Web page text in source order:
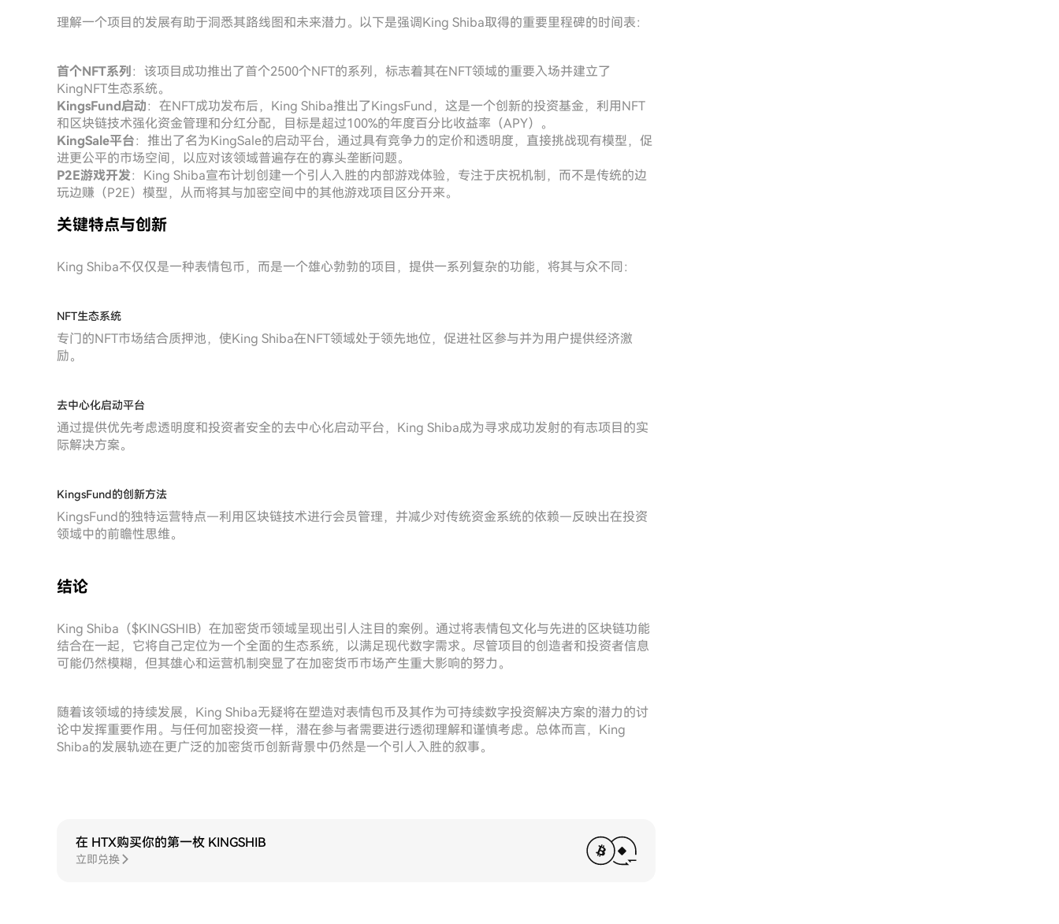
理解一个项目的发展有助于洞悉其路线图和未来潜力。以下是强调King Shiba取得的重要里程碑的时间表：
首个NFT系列 ：该项目成功推出了首个2500个NFT的系列，标志着其在NFT领域的重要入场并建立了
KingNFT生态系统。
KingsFund启动：在NFT成功发布后，King Shiba推出了KingsFund，这是一个创新的投资基金，利用NFT
和区块链技术强化资金管理和分红分配，目标是超过100%的年度百分比收益率（APY）。
KingSale平台：推出了名为KingSale的启动平台，通过具有竞争力的定价和透明度，直接挑战现有模型，促
进更公平的市场空间，以应对该领域普遍存在的寡头垄断问题。
P2E游戏开发：King Shiba宣布计划创建一个引人入胜的内部游戏体验，专注于庆祝机制，而不是传统的边
玩边赚（P2E）模型，从而将其与加密空间中的其他游戏项目区分开来。
关键特点与创新
King Shiba不仅仅是一种表情包币，而是一个雄心勃勃的项目，提供一系列复杂的功能，将其与众不同：
NFT生态系统
专门的NFT市场结合质押池，使King Shiba在NFT领域处于领先地位，促进社区参与并为用户提供经济激
励。
去中心化启动平台
通过提供优先考虑透明度和投资者安全的去中心化启动平台，King Shiba成为寻求成功发射的有志项目的实
际解决方案。
KingsFund的创新方法
KingsFund的独特运营特点—利用区块链技术进行会员管理，并减少对传统资金系统的依赖—反映出在投资
领域中的前瞻性思维。
结论
King Shiba（$KINGSHIB）在加密货币领域呈现出引人注目的案例。通过将表情包文化与先进的区块链功能
结合在一起，它将自己定位为一个全面的生态系统，以满足现代数字需求。尽管项目的创造者和投资者信息
可能仍然模糊，但其雄心和运营机制突显了在加密货币市场产生重大影响的努力。
随着该领域的持续发展，King Shiba无疑将在塑造对表情包币及其作为可持续数字投资解决方案的潜力的讨
论中发挥重要作用。与任何加密投资一样，潜在参与者需要进行透彻理解和谨慎考虑。总体而言，King
Shiba的发展轨迹在更广泛的加密货币创新背景中仍然是一个引人入胜的叙事。
在 HTX购买你的第一枚 KINGSHIB
立即兑换